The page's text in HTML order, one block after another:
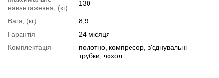
навантаження, (кг)
130
Вага, (кг)
8,9
Гарантія
24 місяця
Комплектація
полотно, компресор, з'єднувальні
трубки, чохол